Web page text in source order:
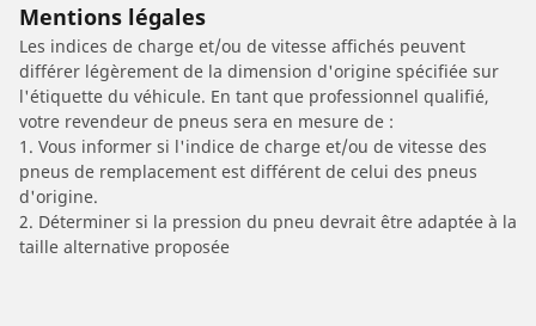
Mentions légales
Les indices de charge et/ou de vitesse affichés peuvent
différer légèrement de la dimension d'origine spécifiée sur
l'étiquette du véhicule. En tant que professionnel qualifié,
votre revendeur de pneus sera en mesure de :
1. Vous informer si l'indice de charge et/ou de vitesse des
pneus de remplacement est différent de celui des pneus
d'origine.
2. Déterminer si la pression du pneu devrait être adaptée à la
taille alternative proposée